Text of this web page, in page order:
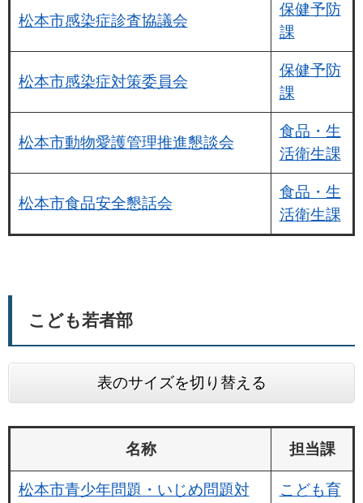
松本市感染症診査協議会
保健予防
課
松本市感染症対策委員会
保健予防
課
松本市動物愛護管理推進懇談会
食品・生
活衛生課
松本市食品安全懇話会
食品・生
活衛生課
こども若者部
表のサイズを切り替える
名称 担当課
松本市青少年問題・いじめ問題対
こども育